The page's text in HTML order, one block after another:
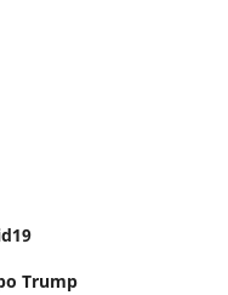
Trump